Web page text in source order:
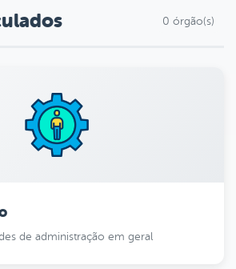
0 órgão(s)
de administração em geral